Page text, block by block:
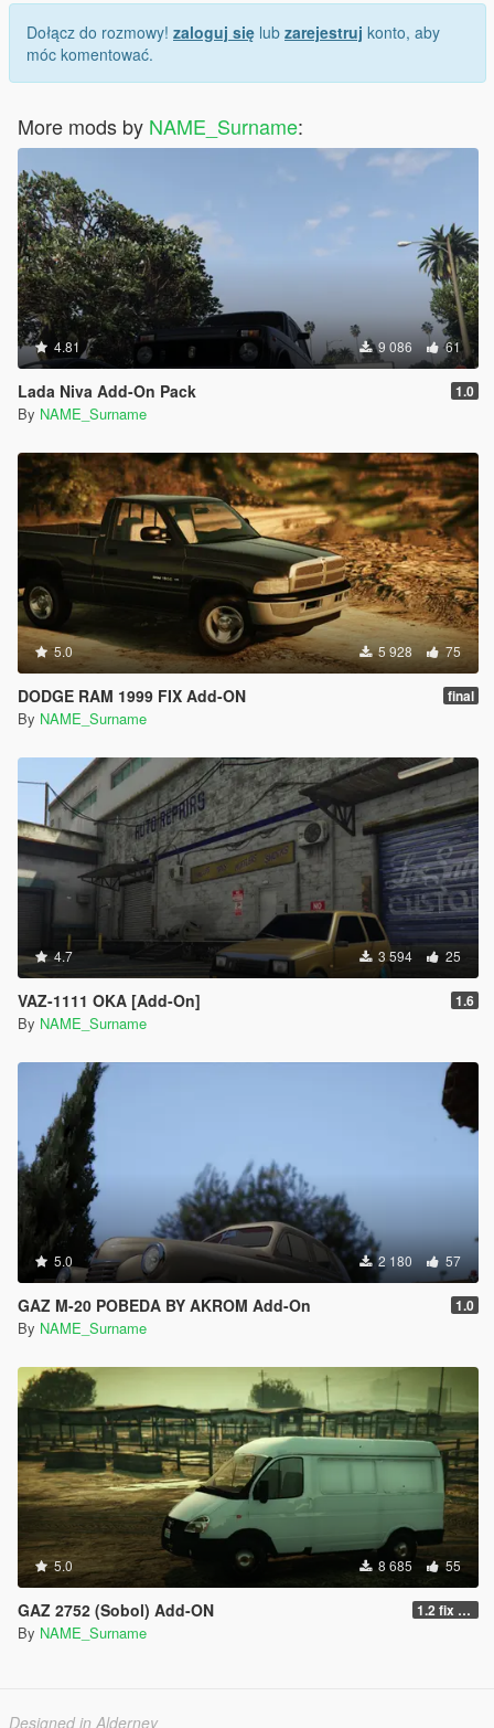
Dołącz do rozmowy! zaloguj się lub zarejestruj konto, aby
móc komentować.
More mods by NAME_Surname:
4.81 9 086 61
Lada Niva Add-On Pack 1.0
By NAME_Surname
5.0 5 928 75
DODGE RAM 1999 FIX Add-ON final
By NAME_Surname
4.7 3 594 25
VAZ-1111 OKA [Add-On] 1.6
By NAME_Surname
5.0 2 180 57
GAZ M-20 POBEDA BY AKROM Add-On 1.0
By NAME_Surname
5.0 8 685 55
GAZ 2752 (Sobol) Add-ON 1.2 fix siren/работа сирены у полицейской версии
By NAME_Surname
Designed in Alderney